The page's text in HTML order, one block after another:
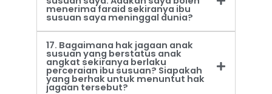
menerima faraid sekiranya ibu
susuan saya meninggal dunia?
17. Bagaimana hak jagaan anak
susuan yang berstatus anak
angkat sekiranya berlaku
perceraian ibu susuan? Siapakah
yang berhak untuk menuntut hak
jagaan tersebut?